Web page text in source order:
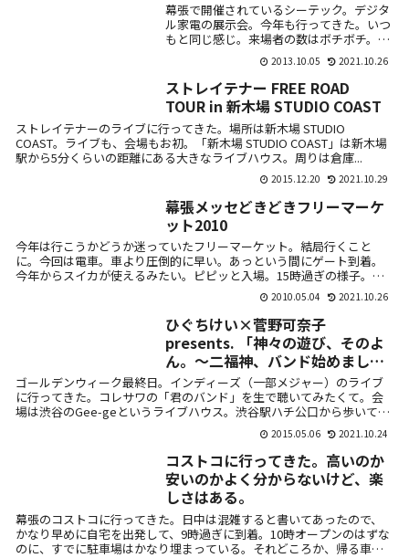
幕張で開催されているシーテック。デジタ
ル家電の展示会。今年も行ってきた。いつ
もと同じ感じ。来場者の数はボチボチ。ド
コモ。5Gとか。ソニーのブースは今度発
売されるスマートフォンXperia Z1が中
心。...
2013.10.05 2021.10.26
ストレイテナー FREE ROAD
TOUR in 新木場 STUDIO COAST
ストレイテナーのライブに行ってきた。場所は新木場 STUDIO
COAST。ライブも、会場もお初。「新木場 STUDIO COAST」は新木場
駅から5分くらいの距離にある大きなライブハウス。周りは倉庫...
2015.12.20 2021.10.29
幕張メッセどきどきフリーマーケ
ット2010
今年は行こうかどうか迷っていたフリーマーケット。結局行くこと
に。今回は電車。車より圧倒的に早い。あっという間にゲート到着。
今年からスイカが使えるみたい。ピピッと入場。15時過ぎの様子。す
2010.05.04 2021.10.26
ひぐちけい×菅野可奈子
presents. 「神々の遊び、そのよ
ん。〜二福神、バンド始めまし
た。〜」 in gee-ge
ゴールデンウィーク最終日。インディーズ（一部メジャー）のライブ
に行ってきた。コレサワの「君のバンド」を生で聴いてみたくて。会
場は渋谷のGee-geというライブハウス。渋谷駅ハチ公口から歩いて10
2015.05.06 2021.10.24
コストコに行ってきた。高いのか
安いのかよく分からないけど、楽
しさはある。
幕張のコストコに行ってきた。日中は混雑すると書いてあったので、
かなり早めに自宅を出発して、9時過ぎに到着。10時オープンのはずな
のに、すでに駐車場はかなり埋まっている。それどころか、帰る車も